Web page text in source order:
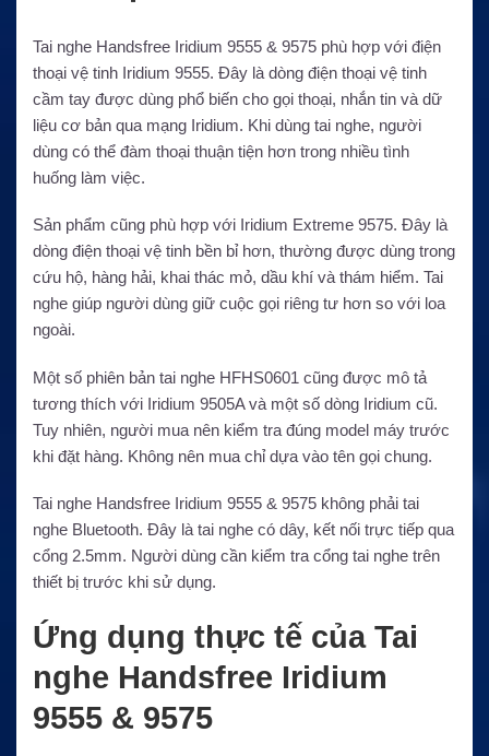
Tai nghe Handsfree Iridium 9555 & 9575 phù hợp với điện
thoại vệ tinh Iridium 9555. Đây là dòng điện thoại vệ tinh
cầm tay được dùng phổ biến cho gọi thoại, nhắn tin và dữ
liệu cơ bản qua mạng Iridium. Khi dùng tai nghe, người
dùng có thể đàm thoại thuận tiện hơn trong nhiều tình
huống làm việc.
Sản phẩm cũng phù hợp với Iridium Extreme 9575. Đây là
dòng điện thoại vệ tinh bền bỉ hơn, thường được dùng trong
cứu hộ, hàng hải, khai thác mỏ, dầu khí và thám hiểm. Tai
nghe giúp người dùng giữ cuộc gọi riêng tư hơn so với loa
ngoài.
Một số phiên bản tai nghe HFHS0601 cũng được mô tả
tương thích với Iridium 9505A và một số dòng Iridium cũ.
Tuy nhiên, người mua nên kiểm tra đúng model máy trước
khi đặt hàng. Không nên mua chỉ dựa vào tên gọi chung.
Tai nghe Handsfree Iridium 9555 & 9575 không phải tai
nghe Bluetooth. Đây là tai nghe có dây, kết nối trực tiếp qua
cổng 2.5mm. Người dùng cần kiểm tra cổng tai nghe trên
thiết bị trước khi sử dụng.
Ứng dụng thực tế của Tai
nghe Handsfree Iridium
9555 & 9575